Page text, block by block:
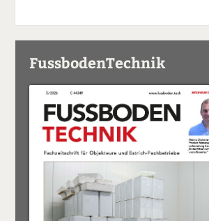
FussbodenTechnik